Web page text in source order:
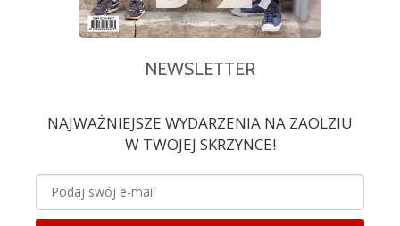
NEWSLETTER
NAJWAŻNIEJSZE WYDARZENIA NA ZAOLZIU
W TWOJEJ SKRZYNCE!